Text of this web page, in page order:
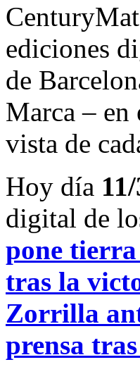
ediciones
de
Marca – en
vista de
Hoy día
digital de
pone
tras la
Zorrilla
prensa